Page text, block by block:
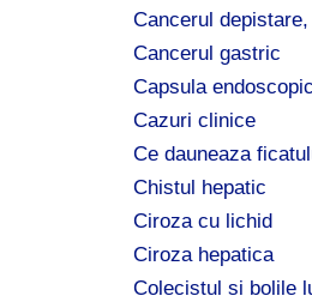
Cancerul
Cancerul gastric
Capsula
Cazuri clinice
Ce dauneaza
Chistul hepatic
Ciroza cu lichid
Ciroza hepatica
Colecistul si bolile